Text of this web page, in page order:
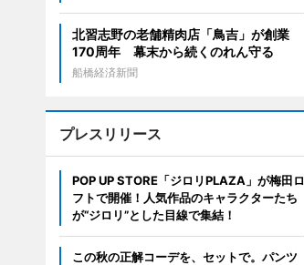
北習志野の老舗精肉店「鳥吉」が創業
170周年 幕末から続くのれん守る
船橋経済新聞
プレスリリース
POP UP STORE「ジロリPLAZA」が梅田ロ
フトで開催！人気作品のキャラクターたち
が“ジロリ”とした目線で集結！
この秋の正解コーデを、セットで。パンツ